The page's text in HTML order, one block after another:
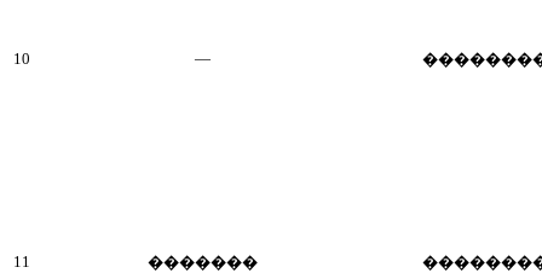
10 —
11 �������